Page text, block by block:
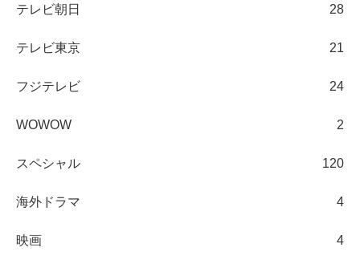
テレビ朝日 28
テレビ東京 21
フジテレビ 24
WOWOW 2
スペシャル 120
海外ドラマ 4
映画 4